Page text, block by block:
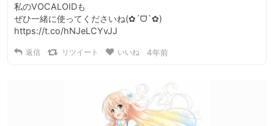
私のVOCALOIDも
ぜひ一緒に使ってくださいね(✿´ᗜ`✿)
https://t.co/hNJeLCYvJJ
返信 リツイート いいね 4年前